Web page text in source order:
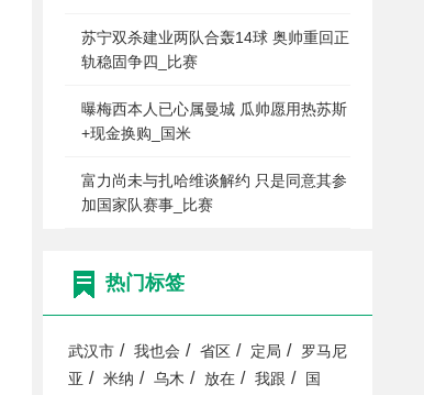
苏宁双杀建业两队合轰14球 奥帅重回正
轨稳固争四_比赛
曝梅西本人已心属曼城 瓜帅愿用热苏斯
+现金换购_国米
富力尚未与扎哈维谈解约 只是同意其参
加国家队赛事_比赛
热门标签
武汉市 / 我也会 / 省区 / 定局 /
罗马尼
亚 / 米纳 / 乌木 / 放在 / 我跟 /
国